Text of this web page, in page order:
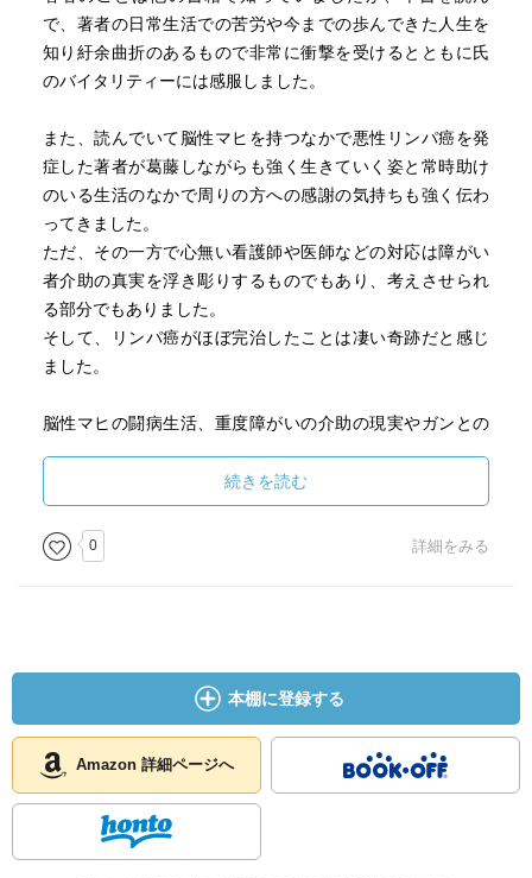
んになれば治療が必要になるのです。
小山内さんは、そうした忘れられがちなことをはっきり
と問題提起してくれます。ここには、障害を持つ人からの
いう主張があります。そして同時に、障害者は弱くないと
いうこと、小山内さんが重い障害を持ちながら、それを跳
ね返す強い人であることも伝わってきます。
もありますし、読むのは少しだけ骨が折れます。しかし、
重いテーマがいくつも取り上げられているにもかかわら
ず、読後感はとても爽やかです。気楽に少しずつ読むこと
をおすすめします。
で、著者の日常生活での苦労や今までの歩んできた人生を
知り紆余曲折のあるもので非常に衝撃を受けるとともに氏
のバイタリティーには感服しました。
また、読んでいて脳性マヒを持つなかで悪性リンパ癌を発
症した著者が葛藤しながらも強く生きていく姿と常時助け
のいる生活のなかで周りの方への感謝の気持ちも強く伝わ
ってきました。
ただ、その一方で心無い看護師や医師などの対応は障がい
者介助の真実を浮き彫りするものでもあり、考えさせられ
る部分でもありました。
そして、リンパ癌がほぼ完治したことは凄い奇跡だと感じ
ました。
脳性マヒの闘病生活、重度障がいの介助の現実やガンとの
との関係、黒柳徹子氏や浅野史郎氏など著名人との交流な
どを踏まえた著者のホンネが本書を読むことで知ることが
でき、考えさせられる内容も多く、勉強になりました。
続きを読む
0 詳細をみる
本棚に登録する
Amazon 詳細ページへ